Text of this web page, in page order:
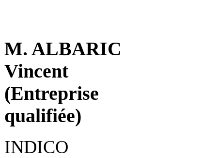
M. ALBARIC
Vincent
(Entreprise
qualifiée)
INDICO